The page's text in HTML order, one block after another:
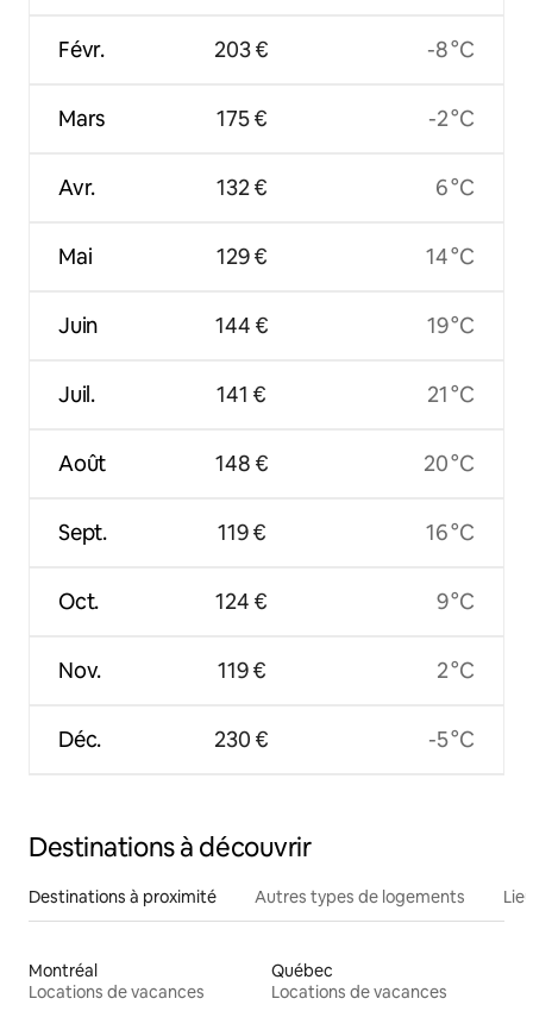
Févr.
Mars
Avr.
Mai
Juin
Juil.
Août
Sept.
Oct.
Nov.
Déc.
203 €
175 €
132 €
129 €
144 €
141 €
148 €
119 €
124 €
119 €
230 €
-8 °C
-2 °C
6 °C
14 °C
19 °C
21 °C
20 °C
16 °C
9 °C
2 °C
-5 °C
Destinations à découvrir
Destinations à proximité Autres types de logements
Montréal
Locations de vacances
Québec
Locations de vacances